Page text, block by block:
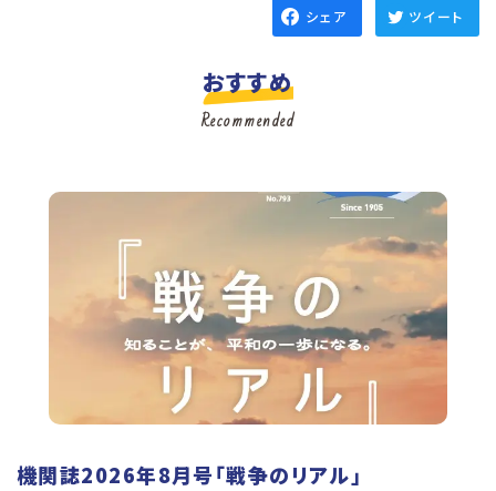
シェア ツイート
おすすめ
Recommended
機関誌2026年8月号「戦争のリアル」